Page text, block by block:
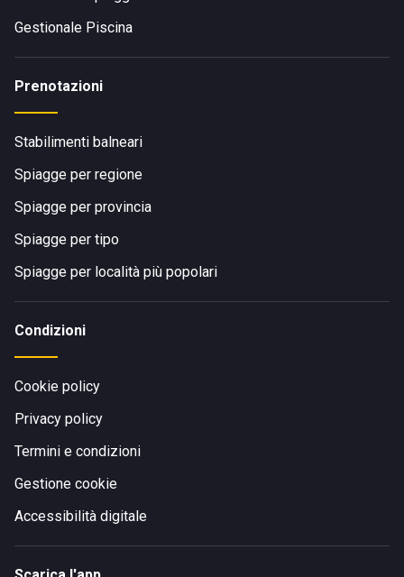
Gestionale Piscina
Prenotazioni
Stabilimenti balneari
Spiagge per regione
Spiagge per provincia
Spiagge per tipo
Spiagge per località più popolari
Condizioni
Cookie policy
Privacy policy
Termini e condizioni
Gestione cookie
Accessibilità digitale